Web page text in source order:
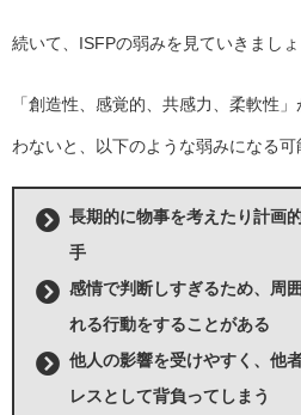
続いて、ISFPの弱みを見ていきましょ
「創造性、感覚的、共感力、柔軟性
わないと、以下のような弱みになる可
長期的に物事を考えたり計画
手
感情で判断しすぎるため、周
れる行動をすることがある
他人の影響を受けやすく、他
レスとして背負ってしまう